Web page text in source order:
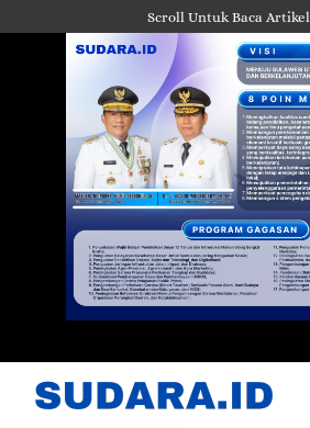
ke
Scroll Untuk Baca Artikel